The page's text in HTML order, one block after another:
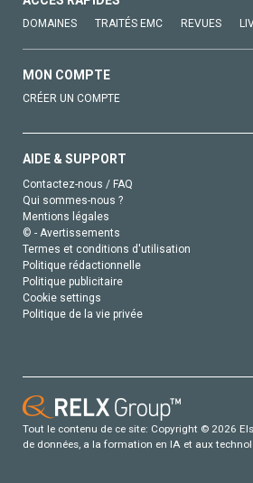
DOMAINES TRAITÉS EMC REVUES
MON COMPTE
CRÉER UN COMPTE
AIDE & SUPPORT
Contactez-nous / FAQ
Qui sommes-nous ?
Mentions légales
© - Avertissements
Termes et conditions d'utilisation
Politique rédactionnelle
Politique publicitaire
Cookie settings
Politique de la vie privée
Tout le contenu de ce site: Copyright © 2026
de données, a la formation en IA et aux